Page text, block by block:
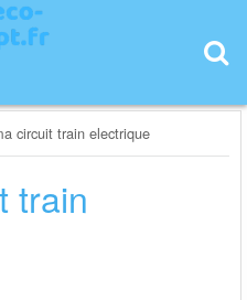
circuit train electrique
train